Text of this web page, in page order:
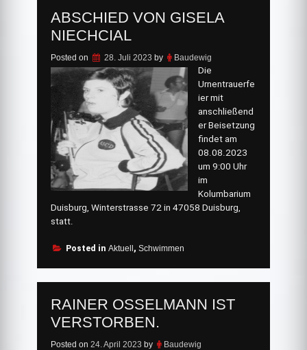
ABSCHIED VON GISELA
NIECHCIAL
Posted on 28. Juli 2023 by Baudewig
Die
Urnentrauerfe
ier mit
anschließend
er Beisetzung
findet am
08.08.2023
um 9:00 Uhr
im
Kolumbarium
Duisburg, Winterstrasse 72 in 47058 Duisburg,
statt.
Posted in Aktuell , Schwimmen
RAINER OSSELMANN IST
VERSTORBEN.
Posted on 24. April 2023 by Baudewig